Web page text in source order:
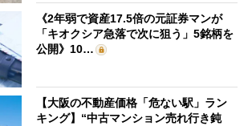
《2年弱で資産17.5倍の元証券マンが
「キオクシア急落で次に狙う」5銘柄を
公開》10…
【大阪の不動産価格「危ない駅」ラン
キング】“中古マンション売れ行き鈍